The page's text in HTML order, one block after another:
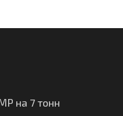
на 7 тонн